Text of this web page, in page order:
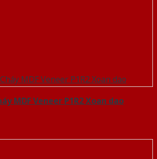
MDF Veneer P1R2 Xoan dao